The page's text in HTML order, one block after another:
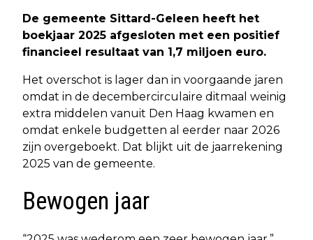
De gemeente Sittard-Geleen heeft het
boekjaar 2025 afgesloten met een positief
financieel resultaat van 1,7 miljoen euro.
Het overschot is lager dan in voorgaande jaren
omdat in de decembercirculaire ditmaal weinig
extra middelen vanuit Den Haag kwamen en
omdat enkele budgetten al eerder naar 2026
zijn overgeboekt. Dat blijkt uit de jaarrekening
2025 van de gemeente.
Bewogen jaar